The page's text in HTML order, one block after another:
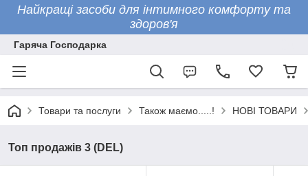
Найкращі засоби для інтимного комфорту та
здоров'я
Гаряча Господарка
Товари та послуги Також маємо.....! НОВІ ТОВАРИ
Топ продажів 3 (DEL)